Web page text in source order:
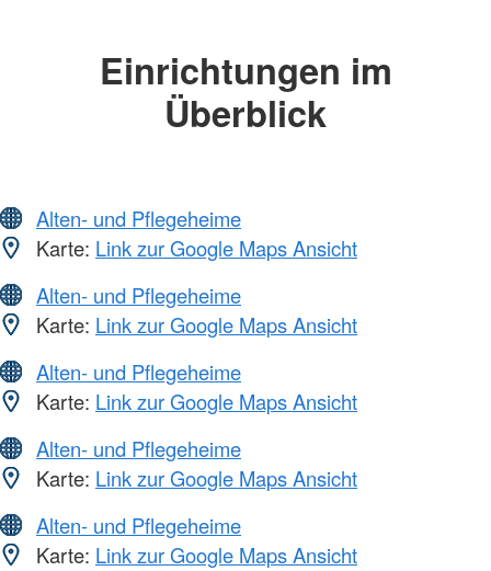
Einrichtungen im
Überblick
Alten- und Pflegeheime
Karte: Link zur Google Maps Ansicht
Alten- und Pflegeheime
Karte: Link zur Google Maps Ansicht
Alten- und Pflegeheime
Karte: Link zur Google Maps Ansicht
Alten- und Pflegeheime
Karte: Link zur Google Maps Ansicht
Alten- und Pflegeheime
Karte: Link zur Google Maps Ansicht